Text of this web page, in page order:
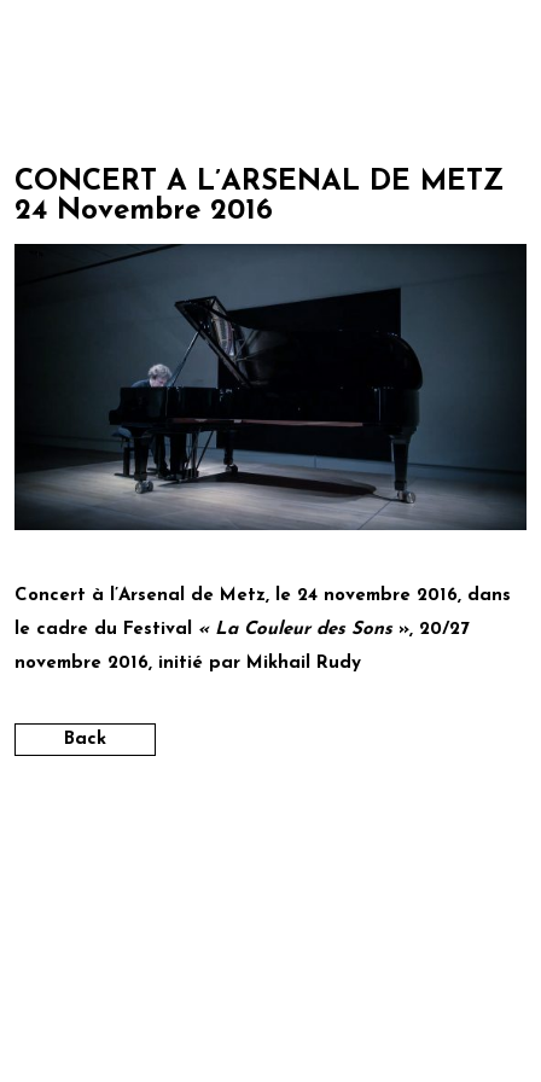
CONCERT À L’ARSENAL DE METZ
24 Novembre 2016
Concert à l’Arsenal de Metz, le 24 novembre 2016, dans
le cadre du Festival « La Couleur des Sons», 20/27
novembre 2016, initié par Mikhail Rudy
Back